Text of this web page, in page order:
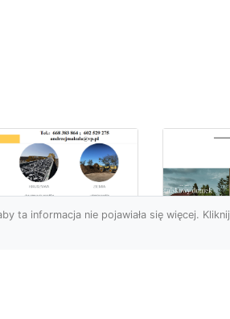
ta informacja nie pojawiała się więcej. Kliknij